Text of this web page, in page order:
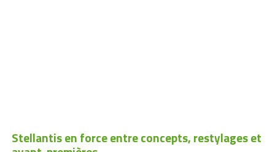
Stellantis en force entre concepts, restylages et